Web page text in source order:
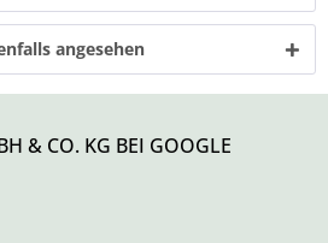
angesehen
& CO. KG BEI GOOGLE